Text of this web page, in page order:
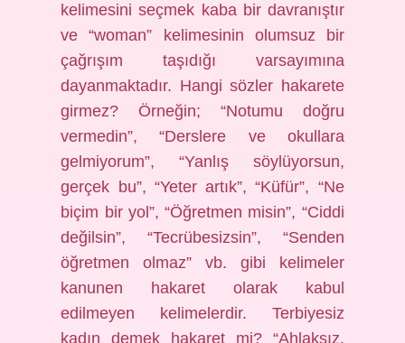
kelimesini seçmek kaba bir davranıştır
ve “woman” kelimesinin olumsuz bir
çağrışım taşıdığı varsayımına
dayanmaktadır. Hangi sözler hakarete
girmez? Örneğin; “Notumu doğru
vermedin”, “Derslere ve okullara
gelmiyorum”, “Yanlış söylüyorsun,
gerçek bu”, “Yeter artık”, “Küfür”, “Ne
biçim bir yol”, “Öğretmen misin”, “Ciddi
değilsin”, “Tecrübesizsin”, “Senden
öğretmen olmaz” vb. gibi kelimeler
kanunen hakaret olarak kabul
edilmeyen kelimelerdir. Terbiyesiz
kadın demek hakaret mi? “Ahlaksız,